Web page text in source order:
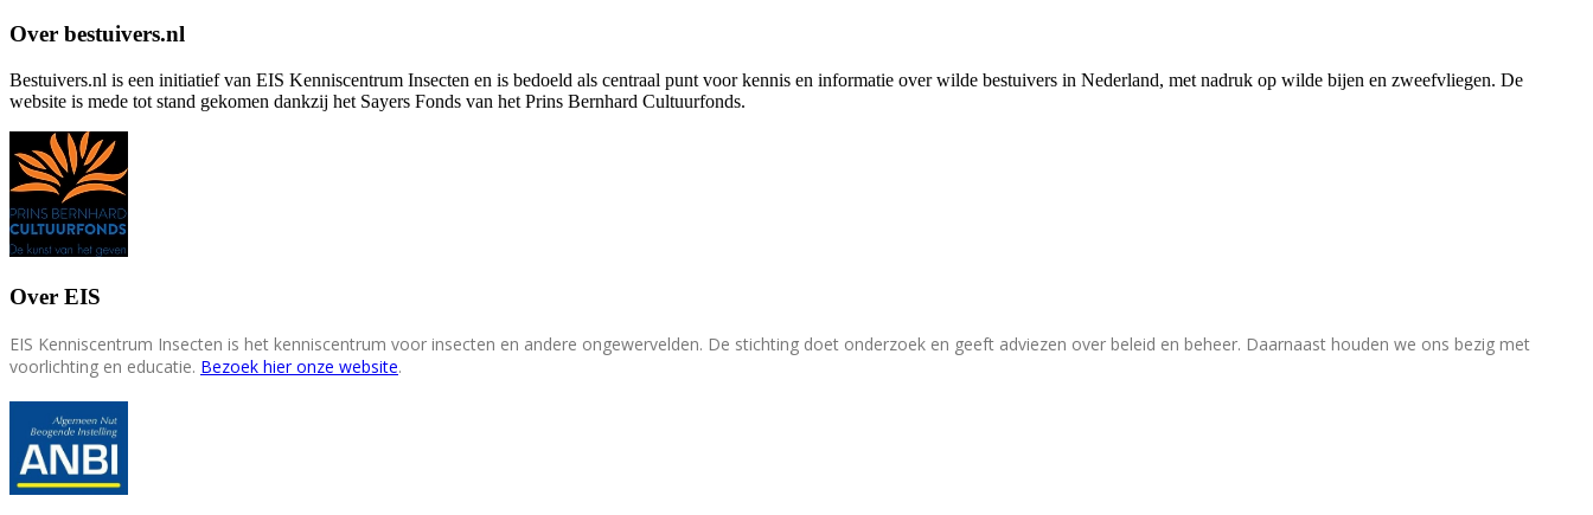
Over bestuivers.nl
Bestuivers.nl is een initiatief van EIS Kenniscentrum Insecten en is bedoeld als centraal punt voor kennis en informatie over wilde bestuivers in Nederland, met nadruk op wilde bijen en zweefvliegen. De
website is mede tot stand gekomen dankzij het Sayers Fonds van het Prins Bernhard Cultuurfonds.
Over EIS
EIS Kenniscentrum Insecten is het kenniscentrum voor insecten en andere ongewervelden. De stichting doet onderzoek en geeft adviezen over beleid en beheer. Daarnaast houden we ons bezig met
voorlichting en educatie. Bezoek hier onze website.